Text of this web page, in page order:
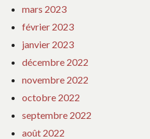
mars 2023
février 2023
janvier 2023
décembre 2022
novembre 2022
octobre 2022
septembre 2022
août 2022